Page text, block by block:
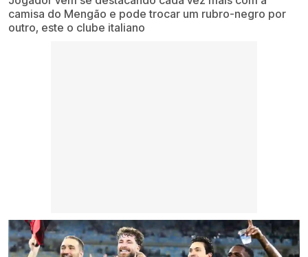
camisa do Mengão e pode trocar um rubro-negro por
outro, este o clube italiano